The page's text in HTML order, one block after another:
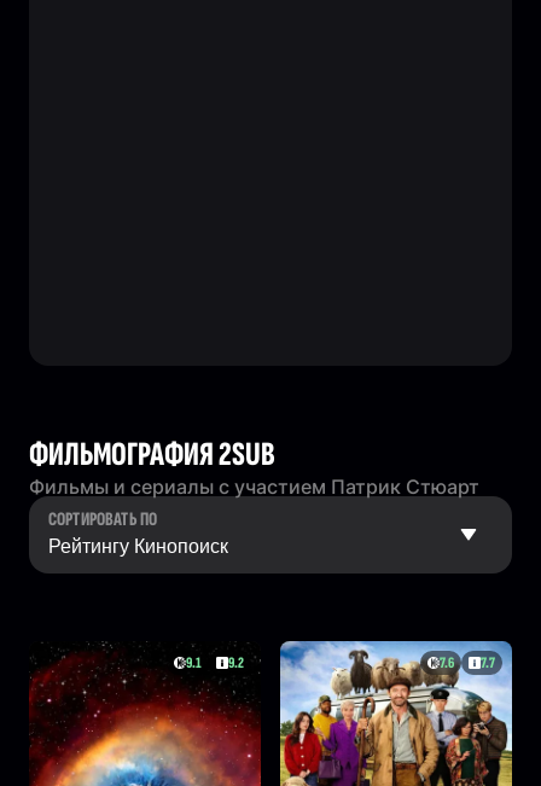
ФИЛЬМОГРАФИЯ 2SUB
Фильмы и сериалы с участием Патрик Стюарт
СОРТИРОВАТЬ ПО
9.1 9.2 7.6 7.7